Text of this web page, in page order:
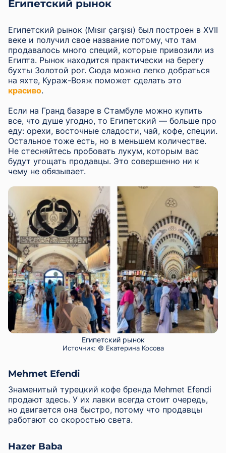
Египетский рынок
Египетский рынок (Mısır çarşısı) был построен в XVII
веке и получил свое название потому, что там
продавалось много специй, которые привозили из
Египта. Рынок находится практически на берегу
бухты Золотой рог. Сюда можно легко добраться
на яхте, Кураж-Вояж поможет сделать это
красиво.
Если на Гранд базаре в Стамбуле можно купить
все, что душе угодно, то Египетский — больше про
еду: орехи, восточные сладости, чай, кофе, специи.
Остальное тоже есть, но в меньшем количестве.
Не стесняйтесь пробовать лукум, которым вас
будут угощать продавцы. Это совершенно ни к
чему не обязывает.
Египетский рынок
Источник: © Екатерина Косова
Mehmet Efendi
Знаменитый турецкий кофе бренда Mehmet Efendi
продают здесь. У их лавки всегда стоит очередь,
но двигается она быстро, потому что продавцы
работают со скоростью света.
Hazer Baba